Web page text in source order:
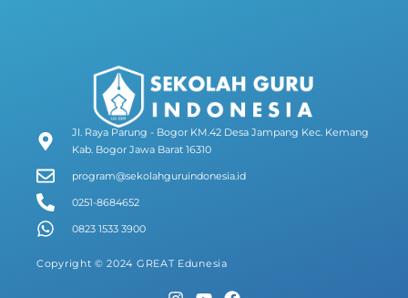
Jl. Raya Parung - Bogor KM.42 Desa Jampang Kec. Kemang
Kab. Bogor Jawa Barat 16310
program@sekolahguruindonesia.id
0251-8684652
0823 1533 3900
Copyright © 2024 GREAT Edunesia